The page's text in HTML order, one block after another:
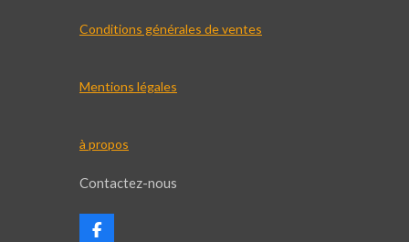
Conditions générales de ventes
Mentions légales
à propos
Contactez-nous
F